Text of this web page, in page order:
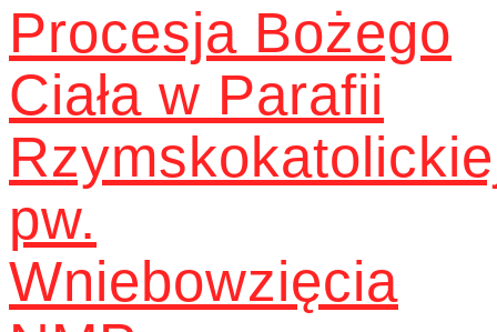
Procesja Bożego
Ciała w Parafii
pw.
Wniebowzięcia